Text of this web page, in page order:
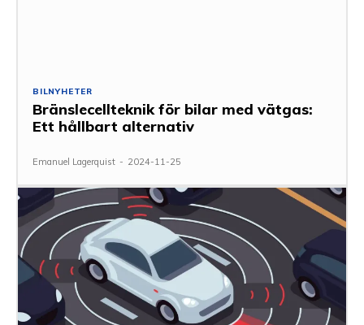
BILNYHETER
Bränslecellteknik för bilar med vätgas:
Ett hållbart alternativ
Emanuel Lagerquist - 2024-11-25